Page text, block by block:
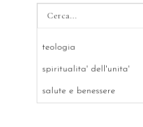
teologia
spiritualita' dell'unita'
salute e benessere